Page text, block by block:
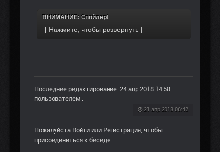
ВНИМАНИЕ: Спойлер!
Последнее редактирование: 24 апр 2018 14:58
пользователем .
21 апр 2018 06:42
Пожалуйста Войти или Регистрация, чтобы
присоединиться к беседе.